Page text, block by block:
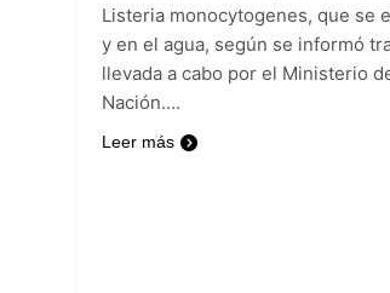
Listeria monocytogenes, que se
y en el agua, según se informó
llevada a cabo por el Ministerio
Nación….
Leer más